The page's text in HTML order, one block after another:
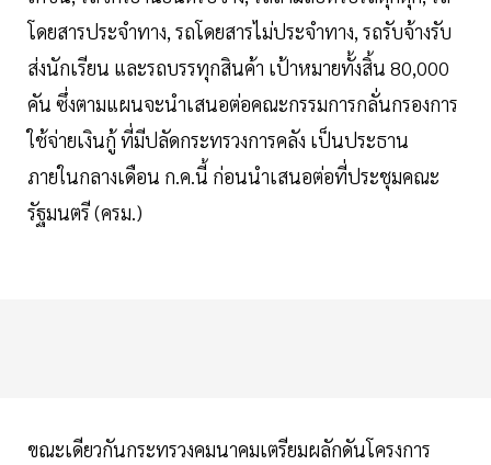
โดยสารประจำทาง, รถโดยสารไม่ประจำทาง, รถรับจ้างรับ
ส่งนักเรียน และรถบรรทุกสินค้า เป้าหมายทั้งสิ้น 80,000
คัน ซึ่งตามแผนจะนำเสนอต่อคณะกรรมการกลั่นกรองการ
ใช้จ่ายเงินกู้ ที่มีปลัดกระทรวงการคลัง เป็นประธาน
ภายในกลางเดือน ก.ค.นี้ ก่อนนำเสนอต่อที่ประชุมคณะ
รัฐมนตรี (ครม.)
ขณะเดียวกันกระทรวงคมนาคมเตรียมผลักดันโครงการ